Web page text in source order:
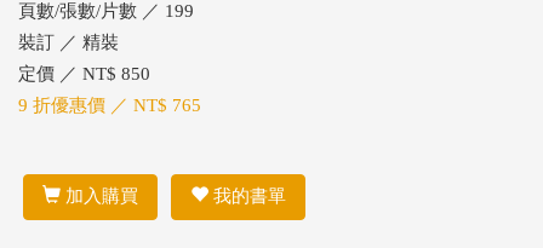
頁數/張數/片數 ／ 199
裝訂 ／ 精裝
定價 ／ NT$ 850
9 折優惠價 ／ NT$ 765
加入購買 我的書單